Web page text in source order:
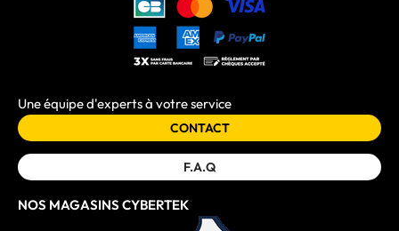
Une équipe d'experts à votre service
CONTACT
F.A.Q
NOS MAGASINS CYBERTEK